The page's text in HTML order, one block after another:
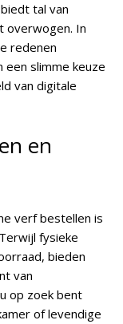
tal van
overwogen. In
redenen
slimme keuze
van digitale
en
verf bestellen is
fysieke
bieden
van
op zoek bent
of levendige